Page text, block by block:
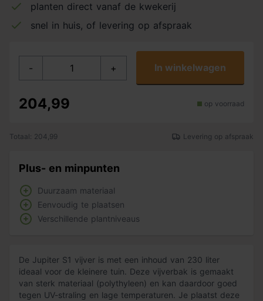
planten direct vanaf de kwekerij
snel in huis, of levering op afspraak
- + In winkelwagen
204,99 op voorraad
Totaal: 204,99 Levering op afspraak
Plus- en minpunten
Duurzaam materiaal
Eenvoudig te plaatsen
Verschillende plantniveaus
De Jupiter S1 vijver is met een inhoud van 230 liter
ideaal voor de kleinere tuin. Deze vijverbak is gemaakt
van sterk materiaal (polythyleen) en kan daardoor goed
tegen UV-straling en lage temperaturen. Je plaatst deze